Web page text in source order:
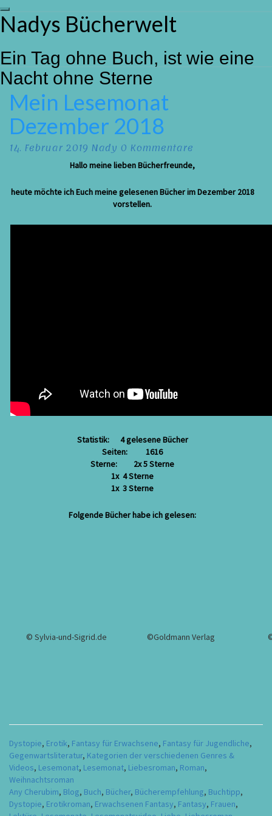
Skip
to
Toggle
navigation
Nadys Bücherwelt
Ein Tag ohne Buch, ist wie eine
Nacht ohne Sterne
Mein
Lesemonat
Dezember
2018
Mein Lesemonat
Dezember 2018
14. Februar 2019 Nady Kommentare
0 Kommentare
Hallo meine lieben Bücherfreunde,
heute möchte ich Euch meine gelesenen Bücher im Dezember 2018
vorstellen.
Statistik: 4 gelesene Bücher
Seiten: 1616
Sterne: 2x 5 Sterne
1x 4 Sterne
1x 3 Sterne
Folgende Bücher habe ich gelesen:
© Sylvia-und-Sigrid.de ©Goldmann Verlag
Dystopie, Erotik, Fantasy für Erwachsene, Fantasy für Jugendliche,
Gegenwartsliteratur, Kategorien der verschiedenen Genres &
Videos, Lesemonat, Lesemonat, Liebesroman, Roman,
Weihnachtsroman
Any Cherubim, Blog, Buch, Bücher, Bücherempfehlung, Buchtipp,
Dystopie, Erotikroman, Erwachsenen Fantasy, Fantasy, Frauen,